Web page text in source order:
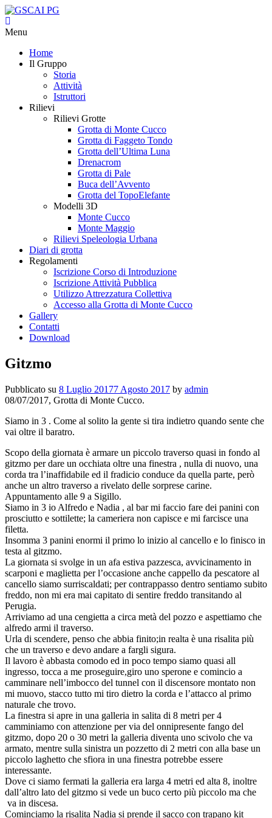
Menu
Home
Il Gruppo
Storia
Attività
Istruttori
Rilievi
Rilievi Grotte
Grotta di Monte Cucco
Grotta di Faggeto Tondo
Grotta dell’Ultima Luna
Drenacrom
Grotta di Pale
Buca dell’Avvento
Grotta del TopoElefante
Modelli 3D
Monte Cucco
Monte Maggio
Rilievi Speleologia Urbana
Diari di grotta
Regolamenti
Iscrizione Corso di Introduzione
Iscrizione Attività Pubblica
Utilizzo Attrezzatura Collettiva
Accesso alla Grotta di Monte Cucco
Gallery
Contatti
Download
Gitzmo
Pubblicato su 8 Luglio 20177 Agosto 2017 by admin
08/07/2017, Grotta di Monte Cucco.
Siamo in 3 . Come al solito la gente si tira indietro quando sente che
vai oltre il baratro.
Scopo della giornata è armare un piccolo traverso quasi in fondo al
gitzmo per dare un occhiata oltre una finestra , nulla di nuovo, una
corda tra l’inaffidabile ed il fradicio conduce da quella parte, però
anche un altro traverso a rivelato delle sorprese carine.
Appuntamento alle 9 a Sigillo.
Siamo in 3 io Alfredo e Nadia , al bar mi faccio fare dei panini con
prosciutto e sottilette; la cameriera non capisce e mi farcisce una
filetta.
Insomma 3 panini enormi il primo lo inizio al cancello e lo finisco in
testa al gitzmo.
La giornata si svolge in un afa estiva pazzesca, avvicinamento in
scarponi e maglietta per l’occasione anche cappello da pescatore al
cancello siamo surriscaldati; per contrappasso dentro sentiamo subito
freddo, non mi era mai capitato di sentire freddo transitando al
Perugia.
Arriviamo ad una cengietta a circa metà del pozzo e aspettiamo che
alfredo armi il traverso.
Urla di scendere, penso che abbia finito;in realta è una risalita più
che un traverso e devo andare a fargli sigura.
Il lavoro è abbasta comodo ed in poco tempo siamo quasi all
ingresso, tocca a me proseguire,giro uno sperone e comincio a
camminare nell’imbocco del tunnel con il discensore montato non
mi muovo, stacco tutto mi tiro dietro la corda e l’attacco al primo
naturale che trovo.
La finestra si apre in una galleria in salita di 8 metri per 4
camminiamo con attenzione per via del onnipresente fango del
gitzmo, dopo 20 o 30 metri la galleria diventa uno scivolo che va
armato, mentre sulla sinistra un pozzetto di 2 metri con alla base un
piccolo laghetto che sfiora in una finestra potrebbe essere
interessante.
Dove ci siamo fermati la galleria era larga 4 metri ed alta 8, inoltre
dall’altro lato del gitzmo si vede un buco certo più piccolo ma che
va in discesa.
Cominciamo la risalita Nadia si prende il sacco con trapano kit